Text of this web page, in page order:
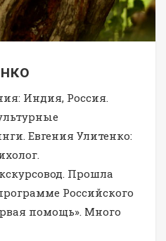
Индия, Россия.
Евгения Улитенко:
Прошла
Российского
помощь». Много